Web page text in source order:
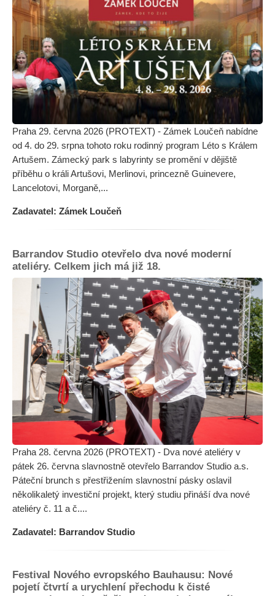
Praha 29. června 2026 (PROTEXT) - Zámek Loučeň nabídne
od 4. do 29. srpna tohoto roku rodinný program Léto s Králem
Artušem. Zámecký park s labyrinty se promění v dějiště
příběhu o králi Artušovi, Merlinovi, princezně Guinevere,
Lancelotovi, Morganě,...
Zadavatel: Zámek Loučeň
Barrandov Studio otevřelo dva nové moderní
ateliéry. Celkem jich má již 18.
Praha 28. června 2026 (PROTEXT) - Dva nové ateliéry v
pátek 26. června slavnostně otevřelo Barrandov Studio a.s.
Páteční brunch s přestřižením slavnostní pásky oslavil
několikaletý investiční projekt, který studiu přináší dva nové
ateliéry č. 11 a č....
Zadavatel: Barrandov Studio
Festival Nového evropského Bauhausu: Nové
pojetí čtvrtí a urychlení přechodu k čisté